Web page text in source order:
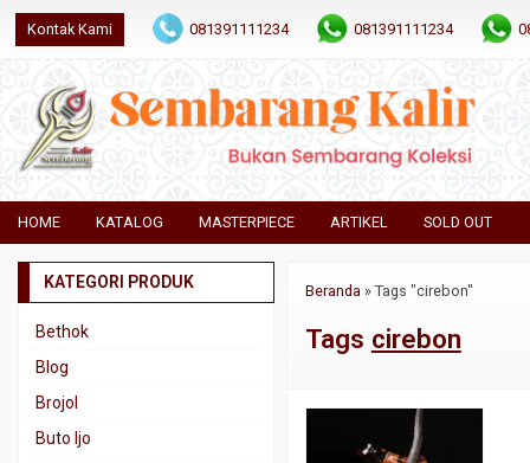
Kontak Kami 081391111234 081391111234
HOME KATALOG MASTERPIECE ARTIKEL SOLD OUT
Beranda» Tags "cirebon"
Tags cirebon
KATEGORI PRODUK
Bethok
Blog
Brojol
Buto Ijo